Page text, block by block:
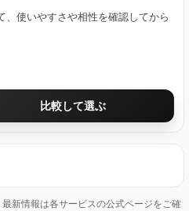
、使いやすさや相性を確認してから
比較して選ぶ
新情報は各サービスの公式ページをご確